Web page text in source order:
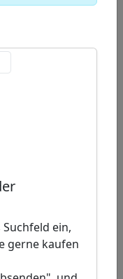
Suchfeld ein,
gerne kaufen